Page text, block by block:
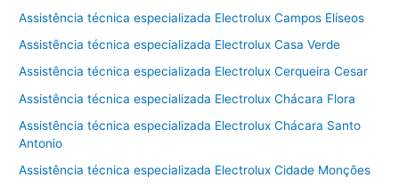
Assistência técnica especializada Electrolux Campos Elíseos
Assistência técnica especializada Electrolux Casa Verde
Assistência técnica especializada Electrolux Cerqueira Cesar
Assistência técnica especializada Electrolux Chácara Flora
Assistência técnica especializada Electrolux Chácara Santo
Antonio
Assistência técnica especializada Electrolux Cidade Monções